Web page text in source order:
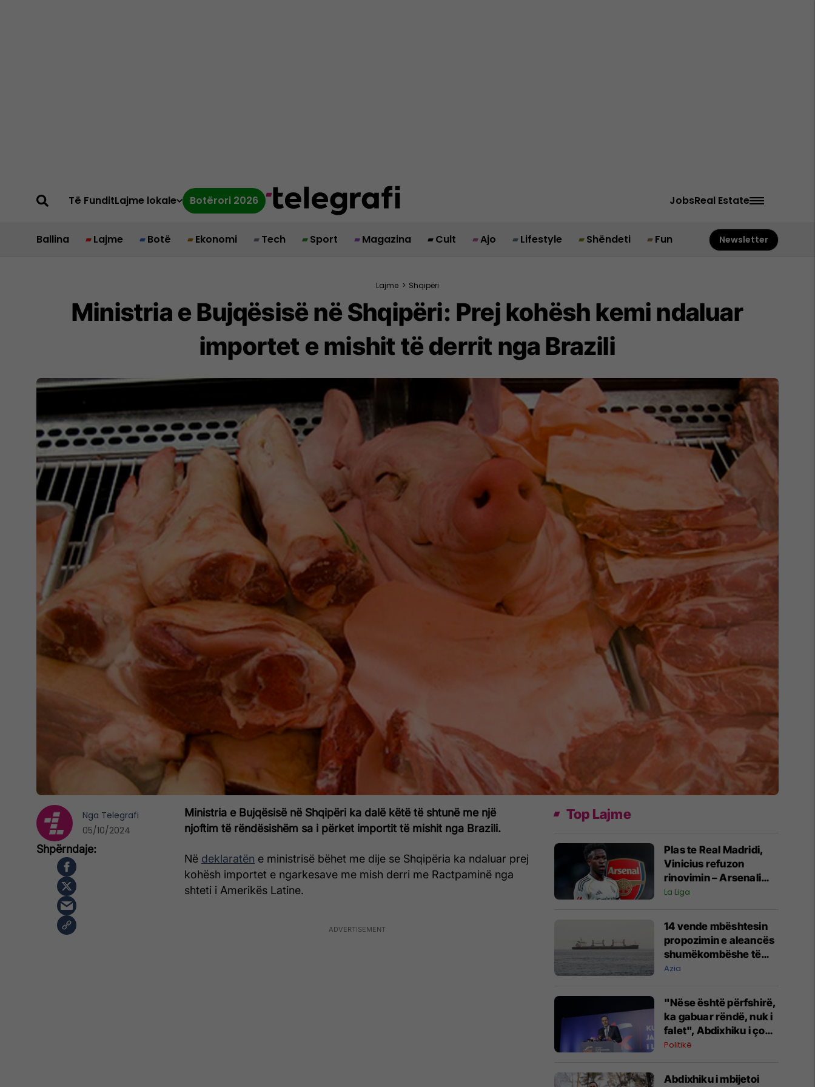
Të FunditLajme lokale Botërori 2026 JobsReal Estate
Ballina Lajme Botë Ekonomi Tech Sport Magazina Cult Ajo Lifestyle Shëndeti Fun Newsletter
Lajme > Shqipëri
Ministria e Bujqësisë në Shqipëri: Prej kohësh kemi ndaluar
importet e mishit të derrit nga Brazili
Ministria e Bujqësisë në Shqipëri ka dalë këtë të shtunë me një
njoftim të rëndësishëm sa i përket importit të mishit nga Brazili.
Në deklaratën e ministrisë bëhet me dije se Shqipëria ka ndaluar prej
kohësh importet e ngarkesave me mish derri me Ractpaminë nga
shteti i Amerikës Latine.
Nga Telegrafi
05/10/2024
Top Lajme
Plas te Real Madridi,
Vinicius refuzon
rinovimin – Arsenali
gati ofertën 140
La Liga
14 vende mbështesin
propozimin e aleancës
shumëkombëshe të
mbrojtjes detare të
Saudite
Azia
"Nëse është përfshirë,
ka gabuar rëndë, nuk i
falet", Abdixhiku i çon
“selam” Përparim
Politikë
Abdixhiku i mbijetoi